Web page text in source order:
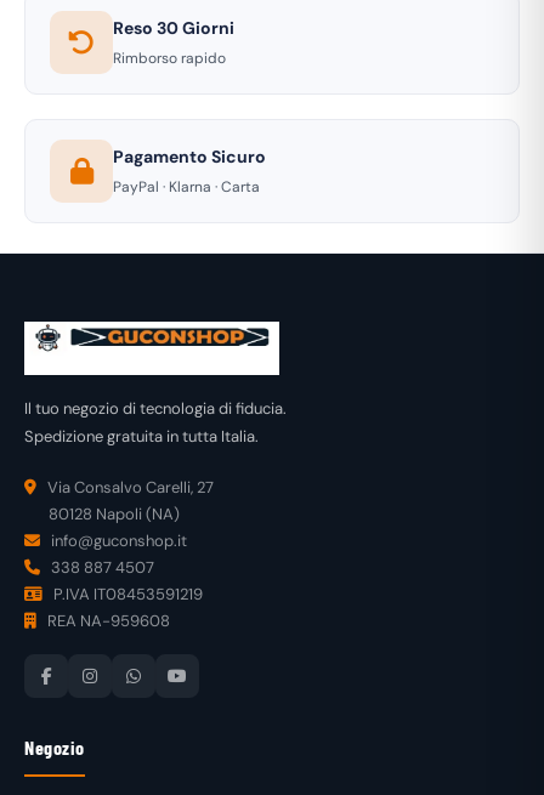
Reso 30 Giorni
Rimborso rapido
Pagamento Sicuro
PayPal · Klarna · Carta
Il tuo negozio di tecnologia di fiducia.
Spedizione gratuita in tutta Italia.
Via Consalvo Carelli, 27
80128 Napoli (NA)
info@guconshop.it
338 887 4507
P.IVA IT08453591219
REA NA-959608
Negozio